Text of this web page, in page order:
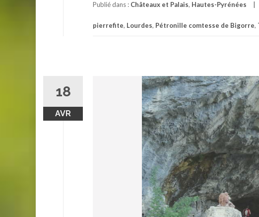
Publié dans : Châteaux et Palais, Hautes-Pyrénées
pierrefite, Lourdes, Pétronille comtesse de Bigorre,
18
AVR